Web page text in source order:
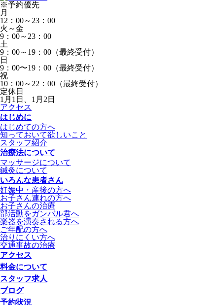
※予約優先
月
12：00～23：00
火～金
9：00～23：00
土
9：00～19：00（最終受付）
日
9：00〜19：00（最終受付）
祝
10：00～22：00（最終受付）
定休日
1月1日、1月2日
アクセス
はじめに
はじめての方へ
知っておいて欲しいこと
スタッフ紹介
治療法について
マッサージについて
鍼灸について
いろんな患者さん
妊娠中・産後の方へ
お子さん連れの方へ
お子さんの治療
部活動をガンバル君へ
楽器を演奏される方へ
ご年配の方へ
治りにくい方へ
交通事故の治療
アクセス
料金について
スタッフ求人
ブログ
予約状況